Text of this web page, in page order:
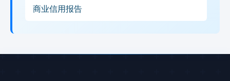
商业信用报告